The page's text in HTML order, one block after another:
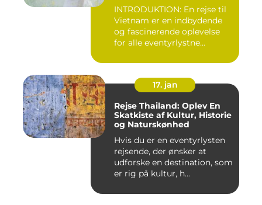
INTRODUKTION: En rejse til
Vietnam er en indbydende
og fascinerende oplevelse
for alle eventyrlystne...
17. jan
Rejse Thailand: Oplev En
Skatkiste af Kultur, Historie
og Naturskønhed
Hvis du er en eventyrlysten
rejsende, der ønsker at
udforske en destination, som
er rig på kultur, h...